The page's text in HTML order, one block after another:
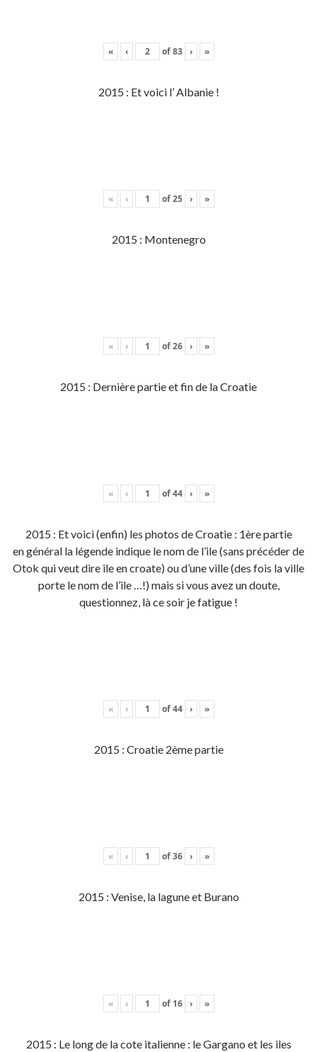
« ‹ of83 › »
2015 : Et voici l’ Albanie !
« ‹ of25 › »
2015 : Montenegro
« ‹ of26 › »
2015 : Dernière partie et fin de la Croatie
« ‹ of44 › »
2015 : Et voici (enfin) les photos de Croatie : 1ère partie
en général la légende indique le nom de l’ile (sans précéder de
Otok qui veut dire ile en croate) ou d’une ville (des fois la ville
porte le nom de l’ile …!) mais si vous avez un doute,
questionnez, là ce soir je fatigue !
« ‹ of44 › »
2015 : Croatie 2ème partie
« ‹ of36 › »
2015 : Venise, la lagune et Burano
« ‹ of 16 › »
2015 : Le long de la cote italienne : le Gargano et les iles